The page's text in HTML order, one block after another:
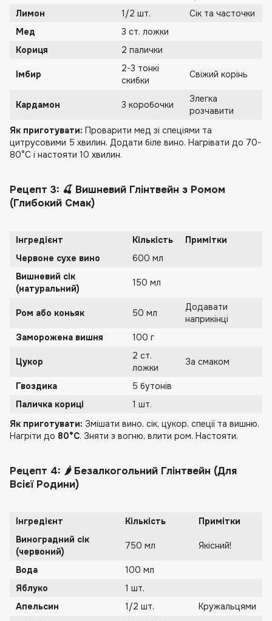
Лимон
1/2 шт.
Сік та часточки
Мед
3 ст. ложки
Кориця
2 палички
Імбир
2-3 тонкі
скибки
Свіжий корінь
Кардамон 3 коробочки
Злегка
розчавити
Як приготувати: Проварити мед зі спеціями та
цитрусовими 5 хвилин. Додати біле вино. Нагрівати до 70-
80°C і настояти 10 хвилин.
Рецепт 3: 🍒 Вишневий Глінтвейн з Ромом
(Глибокий Смак)
Інгредієнт Кількість
Примітки
Червоне сухе вино
600 мл
Вишневий сік
(натуральний)
150 мл
Ром або коньяк 50 мл
Додавати
наприкінці
Заморожена вишня
100 г
Цукор
2 ст.
ложки
За смаком
Гвоздика
5 бутонів
Паличка кориці
1 шт.
Як приготувати: Змішати вино, сік, цукор, спеції та вишню.
Нагріти до 80°C. Зняти з вогню, влити ром. Настояти.
Рецепт 4: 🌶️ Безалкогольний Глінтвейн (Для
Всієї Родини)
Інгредієнт Кількість
Примітки
Виноградний сік
(червоний)
750 мл Якісний!
Вода
100 мл
Яблуко
1 шт.
Апельсин
1/2 шт.
Кружальцями